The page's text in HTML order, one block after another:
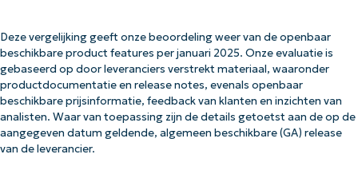
Deze vergelijking geeft onze beoordeling weer van de openbaar
beschikbare product features per januari 2025. Onze evaluatie is
gebaseerd op door leveranciers verstrekt materiaal, waaronder
productdocumentatie en release notes, evenals openbaar
beschikbare prijsinformatie, feedback van klanten en inzichten van
analisten. Waar van toepassing zijn de details getoetst aan de op de
aangegeven datum geldende, algemeen beschikbare (GA) release
van de leverancier.